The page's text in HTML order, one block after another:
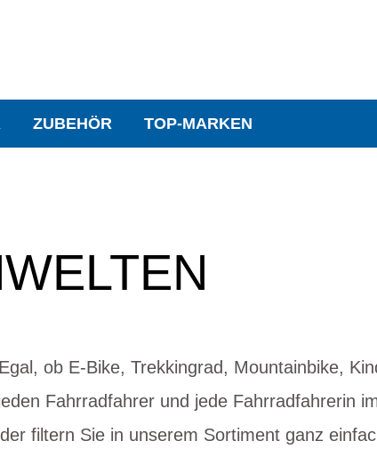
ZUBEHÖR TOP-MARKEN
ob E-Bike, Trekkingrad, Mountainbike,
Fahrradfahrer und jede Fahrradfahrerin
filtern Sie in unserem Sortiment ganz